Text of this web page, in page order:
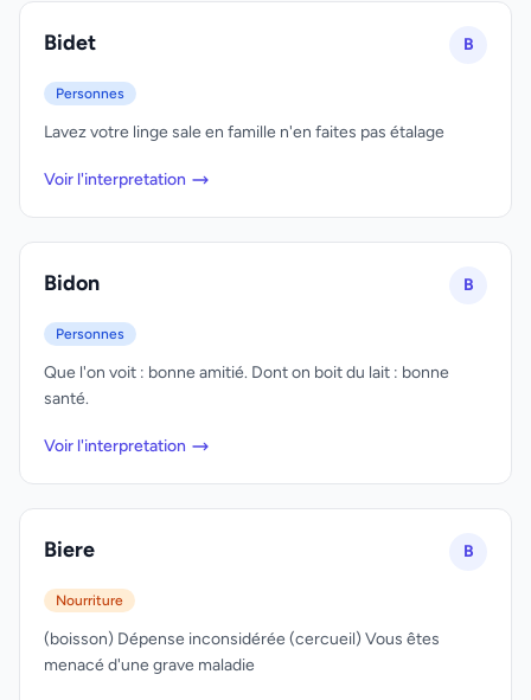
Bidet B
Personnes
Lavez votre linge sale en famille n'en faites pas étalage
Voir l'interpretation
Bidon B
Personnes
Que l'on voit : bonne amitié. Dont on boit du lait : bonne
santé.
Voir l'interpretation
Biere B
Nourriture
(boisson) Dépense inconsidérée (cercueil) Vous êtes
menacé d'une grave maladie